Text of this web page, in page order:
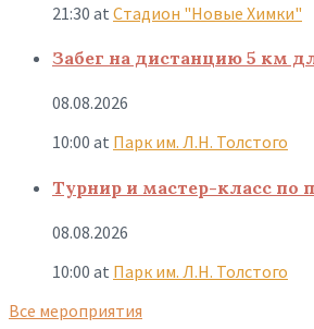
21:30 at Стадион "Новые Химки"
Забег на дистанцию 5 км
08.08.2026
10:00 at Парк им. Л.Н. Толстого
Турнир и мастер-класс
08.08.2026
10:00 at Парк им. Л.Н. Толстого
Все мероприятия